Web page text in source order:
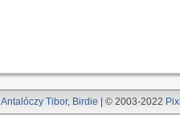
Antalóczy Tibor, Birdie | © 2003-2022